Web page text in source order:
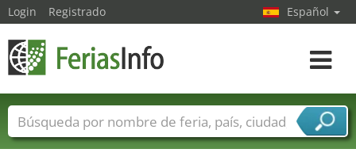
Login Registrado Español
toggle
Nombres de ferias Países
Ciudades